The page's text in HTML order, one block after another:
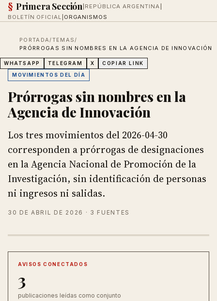
§ Primera Sección REPÚBLICA ARGENTINA
BOLETÍN OFICIAL ORGANISMOS
PORTADA/TEMAS/
PRÓRROGAS SIN NOMBRES EN LA AGENCIA DE INNOVACIÓN
WHATSAPP TELEGRAM X
COPIAR LINK
MOVIMIENTOS DEL DÍA
Prórrogas sin nombres en la
Agencia de Innovación
Los tres movimientos del 2026-04-30
corresponden a prórrogas de designaciones
en la Agencia Nacional de Promoción de la
Investigación, sin identificación de personas
ni ingresos ni salidas.
30 DE ABRIL DE 2026 · 3 FUENTES
AVISOS CONECTADOS
3
publicaciones leídas como conjunto